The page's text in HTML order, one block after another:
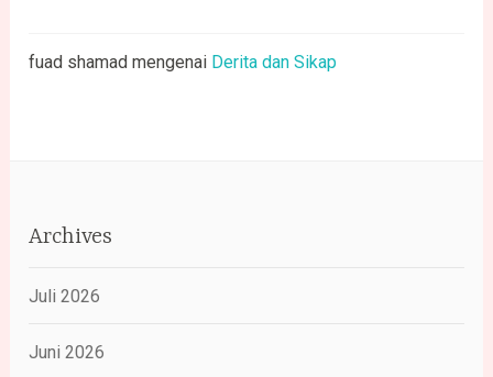
fuad shamad mengenai Derita dan Sikap
Archives
Juli 2026
Juni 2026